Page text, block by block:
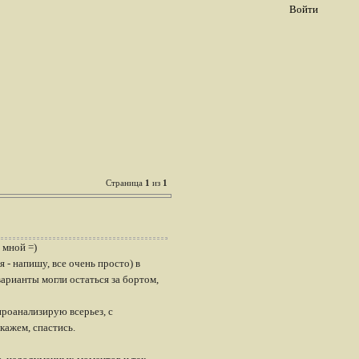
Войти
Страница 1 из 1
мной =)
- напишу, все очень просто) в
могли остаться за бортом,
всерьез, с
спастись.